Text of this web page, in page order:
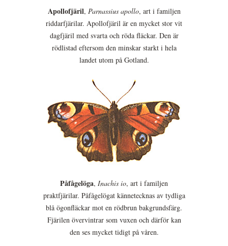
Apollofjäril, Parnassius apollo, art i familjen
riddarfjärilar. Apollofjäril är en mycket stor vit
dagfjäril med svarta och röda fläckar. Den är
rödlistad eftersom den minskar starkt i hela
landet utom på Gotland.
Påfågelöga, Inachis io, art i familjen
praktfjärilar. Påfågelögat kännetecknas av tydliga
blå ögonfläckar mot en rödbrun bakgrundsfärg.
Fjärilen övervintrar som vuxen och därför kan
den ses mycket tidigt på våren.